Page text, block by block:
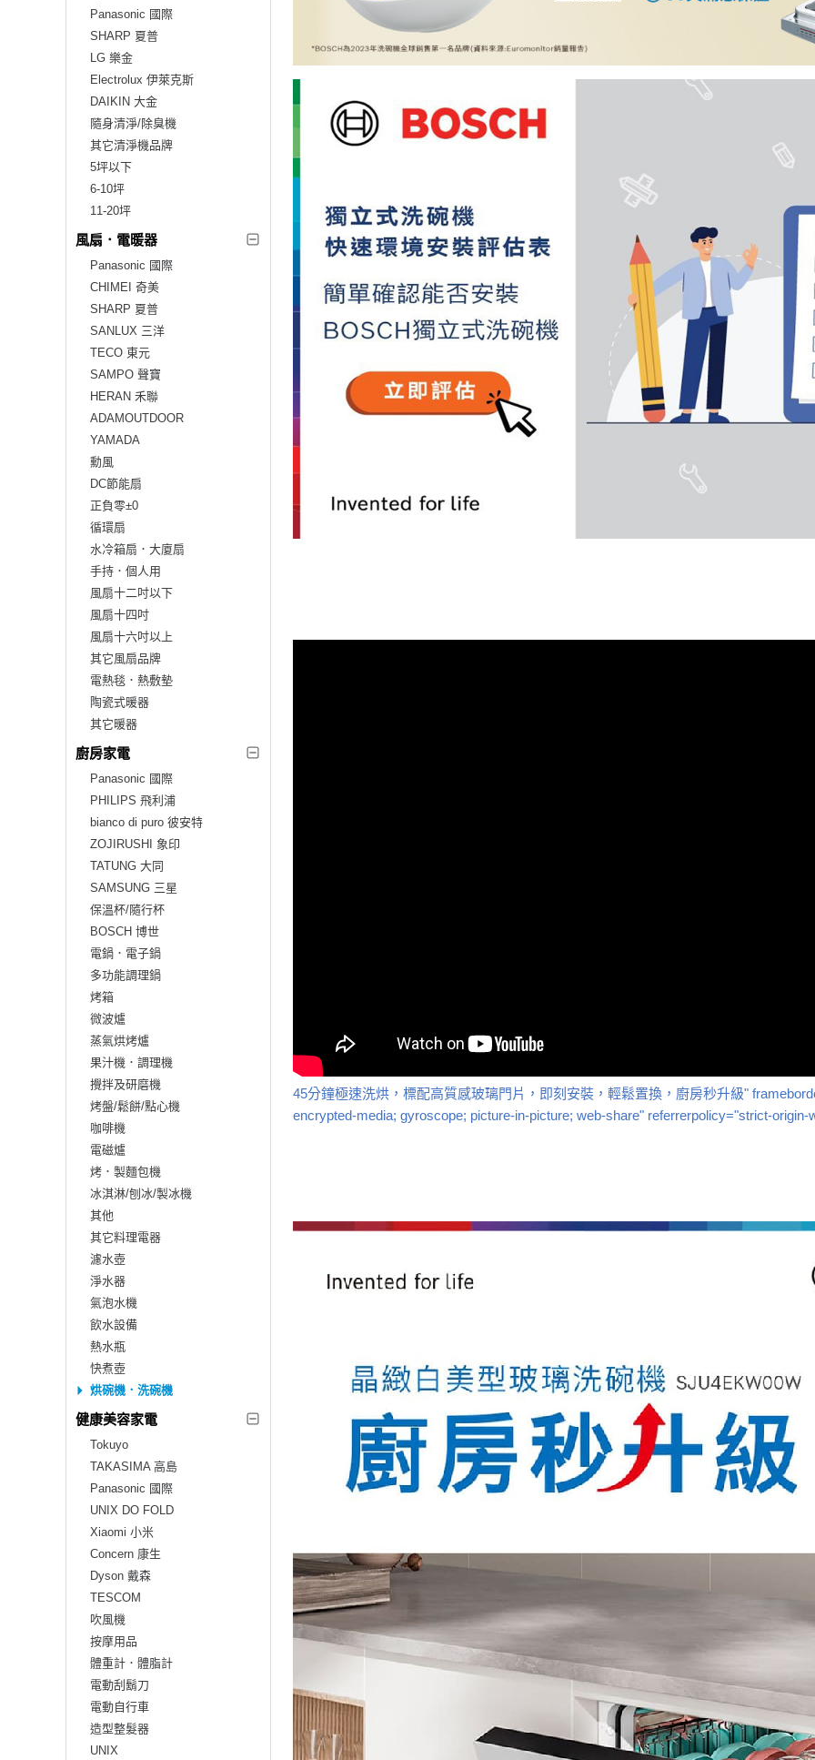
Panasonic 國際
SHARP 夏普
LG 樂金
Electrolux 伊萊克斯
DAIKIN 大金
隨身清淨/除臭機
其它清淨機品牌
5坪以下
6-10坪
11-20坪
風扇．電暖器
Panasonic 國際
CHIMEI 奇美
SHARP 夏普
SANLUX 三洋
TECO 東元
SAMPO 聲寶
HERAN 禾聯
ADAMOUTDOOR
YAMADA
勳風
DC節能扇
正負零±0
循環扇
水冷箱扇．大廈扇
手持．個人用
風扇十二吋以下
風扇十四吋
風扇十六吋以上
其它風扇品牌
電熱毯．熱敷墊
陶瓷式暖器
其它暖器
廚房家電
Panasonic 國際
PHILIPS 飛利浦
bianco di puro 彼安特
ZOJIRUSHI 象印
TATUNG 大同
SAMSUNG 三星
保溫杯/隨行杯
BOSCH 博世
電鍋．電子鍋
多功能調理鍋
烤箱
微波爐
蒸氣烘烤爐
果汁機．調理機
攪拌及研磨機
烤盤/鬆餅/點心機
咖啡機
電磁爐
烤．製麵包機
冰淇淋/刨冰/製冰機
其他
其它料理電器
濾水壺
淨水器
氣泡水機
飲水設備
熱水瓶
快煮壺
烘碗機．洗碗機
健康美容家電
Tokuyo
TAKASIMA 高島
Panasonic 國際
UNIX DO FOLD
Xiaomi 小米
Concern 康生
Dyson 戴森
TESCOM
吹風機
按摩用品
體重計．體脂計
電動刮鬍刀
電動自行車
造型整髮器
UNIX
45分鐘極速洗烘，標配高質感玻璃門片，即刻安裝，輕鬆置換，廚房秒升級"
encrypted-media; gyroscope; picture-in-picture; web-share" referrerpolicy="strict-